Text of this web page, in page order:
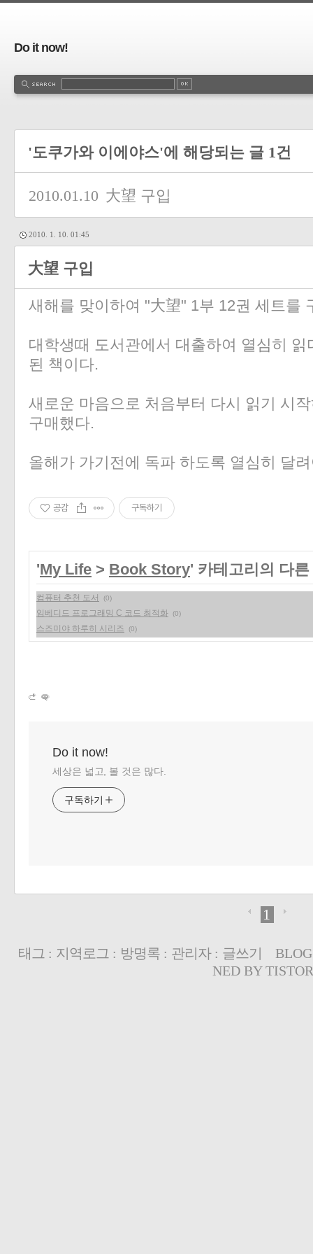
Do it now!
'도쿠가와 이에야스'에 해당되는 글 1건
2010.01.10 大望 구입
2010. 1. 10. 01:45
大望 구입
새해를 맞이하여 "大望" 1부 12권 세트를
대학생때 도서관에서 대출하여 열심히
된 책이다.
새로운 마음으로 처음부터 다시 읽기 시
구매했다.
올해가 가기전에 독파 하도록 열심히 달
공감 구독하기
'My Life > Book Story' 카테고리의 다른
컴퓨터 추천 도서 (0)
임베디드 프로그래밍 C 코드 최적화 (0)
스즈미야 하루히 시리즈 (0)
Do it now!
세상은 넓고, 볼 것은 많다.
구독하기
1
태그 : 지역로그 : 방명록: 관리자: 글쓰기
NED BY